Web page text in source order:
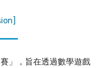
」，旨在透過數學遊戲